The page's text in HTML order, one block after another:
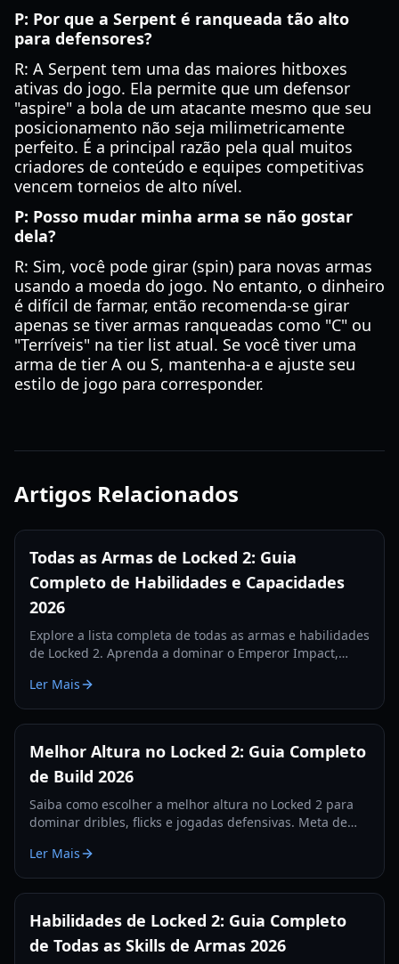
P: Por que a Serpent é ranqueada tão alto
para defensores?
R: A Serpent tem uma das maiores hitboxes
ativas do jogo. Ela permite que um defensor
"aspire" a bola de um atacante mesmo que seu
posicionamento não seja milimetricamente
perfeito. É a principal razão pela qual muitos
criadores de conteúdo e equipes competitivas
vencem torneios de alto nível.
P: Posso mudar minha arma se não gostar
dela?
R: Sim, você pode girar (spin) para novas armas
usando a moeda do jogo. No entanto, o dinheiro
é difícil de farmar, então recomenda-se girar
apenas se tiver armas ranqueadas como "C" ou
"Terríveis" na tier list atual. Se você tiver uma
arma de tier A ou S, mantenha-a e ajuste seu
estilo de jogo para corresponder.
Artigos Relacionados
Todas as Armas de Locked 2: Guia
Completo de Habilidades e Capacidades
2026
Explore a lista completa de todas as armas e habilidades
de Locked 2. Aprenda a dominar o Emperor Impact,
abrangente de 2026.
Ler Mais
Melhor Altura no Locked 2: Guia Completo
de Build 2026
Saiba como escolher a melhor altura no Locked 2 para
dominar dribles, flicks e jogadas defensivas. Meta de
Ler Mais
Habilidades de Locked 2: Guia Completo
de Todas as Skills de Armas 2026